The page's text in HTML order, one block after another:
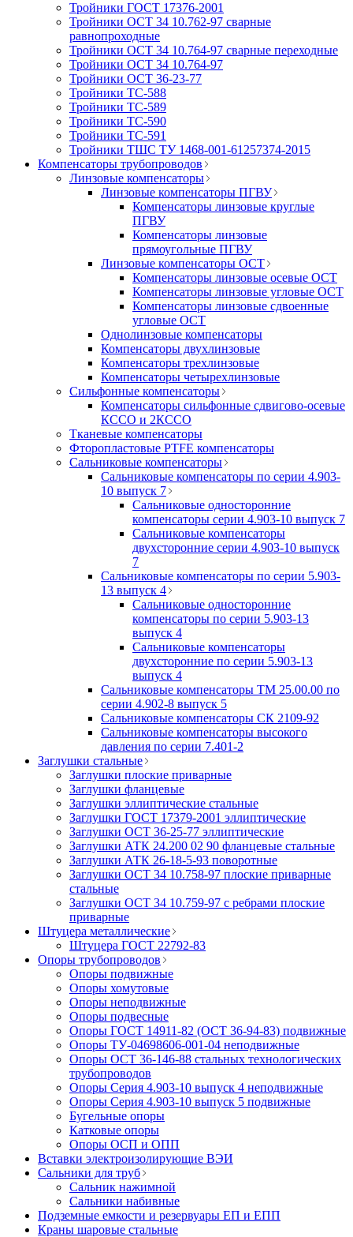
Тройники ГОСТ 17376-2001
Тройники ОСТ 34 10.762-97 сварные
равнопроходные
Тройники ОСТ 34 10.764-97 сварные переходные
Тройники ОСТ 34 10.764-97
Тройники ОСТ 36-23-77
Тройники ТС-588
Тройники ТС-589
Тройники ТС-590
Тройники ТС-591
Тройники ТШС ТУ 1468-001-61257374-2015
Компенсаторы трубопроводов
Линзовые компенсаторы
Линзовые компенсаторы ПГВУ
Компенсаторы линзовые круглые
ПГВУ
Компенсаторы линзовые
прямоугольные ПГВУ
Линзовые компенсаторы ОСТ
Компенсаторы линзовые осевые ОСТ
Компенсаторы линзовые угловые ОСТ
Компенсаторы линзовые сдвоенные
угловые ОСТ
Однолинзовые компенсаторы
Компенсаторы двухлинзовые
Компенсаторы трехлинзовые
Компенсаторы четырехлинзовые
Сильфонные компенсаторы
Компенсаторы сильфонные сдвигово-осевые
КССО и 2КССО
Тканевые компенсаторы
Фторопластовые PTFE компенсаторы
Сальниковые компенсаторы
Сальниковые компенсаторы по серии 4.903-
10 выпуск 7
Сальниковые односторонние
компенсаторы серии 4.903-10 выпуск 7
Сальниковые компенсаторы
двухсторонние серии 4.903-10 выпуск
7
Сальниковые компенсаторы по серии 5.903-
13 выпуск 4
Сальниковые односторонние
компенсаторы по серии 5.903-13
выпуск 4
Сальниковые компенсаторы
двухсторонние по серии 5.903-13
выпуск 4
Сальниковые компенсаторы ТМ 25.00.00 по
серии 4.902-8 выпуск 5
Сальниковые компенсаторы СК 2109-92
Сальниковые компенсаторы высокого
давления по серии 7.401-2
Заглушки стальные
Заглушки плоские приварные
Заглушки фланцевые
Заглушки эллиптические стальные
Заглушки ГОСТ 17379-2001 эллиптические
Заглушки ОСТ 36-25-77 эллиптические
Заглушки АТК 24.200 02 90 фланцевые стальные
Заглушки АТК 26-18-5-93 поворотные
Заглушки ОСТ 34 10.758-97 плоские приварные
стальные
Заглушки ОСТ 34 10.759-97 с ребрами плоские
приварные
Штуцера металлические
Штуцера ГОСТ 22792-83
Опоры трубопроводов
Опоры подвижные
Опоры хомутовые
Опоры неподвижные
Опоры подвесные
Опоры ГОСТ 14911-82 (ОСТ 36-94-83) подвижные
Опоры ТУ-04698606-001-04 неподвижные
Опоры ОСТ 36-146-88 стальных технологических
трубопроводов
Опоры Серия 4.903-10 выпуск 4 неподвижные
Опоры Серия 4.903-10 выпуск 5 подвижные
Бугельные опоры
Катковые опоры
Опоры ОСП и ОПП
Вставки электроизолирующие ВЭИ
Сальники для труб
Сальник нажимной
Сальники набивные
Подземные емкости и резервуары ЕП и ЕПП
Краны шаровые стальные